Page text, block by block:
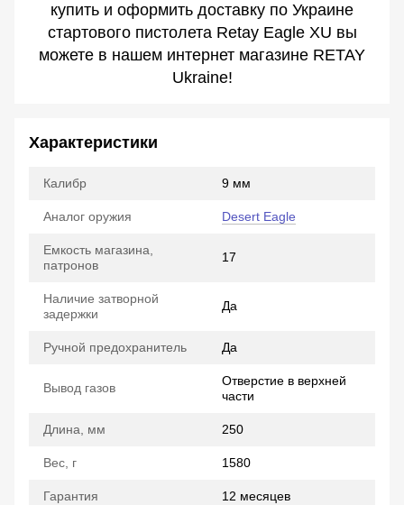
купить и оформить доставку по Украине
стартового пистолета Retay Eagle XU вы
можете в нашем интернет магазине RETAY
Ukraine!
Характеристики
Калибр 9 мм
Аналог оружия Desert Eagle
Емкость магазина,
патронов
17
Наличие затворной
задержки
Да
Ручной предохранитель Да
Вывод газов
Отверстие в верхней
части
Длина, мм 250
Вес, г 1580
Гарантия 12 месяцев